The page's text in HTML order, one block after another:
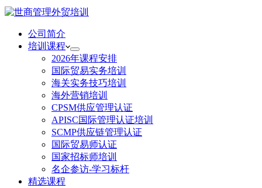
公司简介
培训课程
2026年课程安排
国际贸易实务培训
海关实务技巧培训
海外营销培训
CPSM供应管理认证
APISC国际管理认证培训
SCMP供应链管理认证
国际贸易师认证
国家招标师培训
名企参访-学习标杆
精选课程